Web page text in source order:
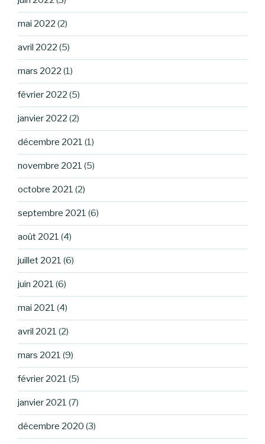
mai 2022 (2)
avril 2022 (5)
mars 2022 (1)
février 2022 (5)
janvier 2022 (2)
décembre 2021 (1)
novembre 2021 (5)
octobre 2021 (2)
septembre 2021 (6)
août 2021 (4)
juillet 2021 (6)
juin 2021 (6)
mai 2021 (4)
avril 2021 (2)
mars 2021 (9)
février 2021 (5)
janvier 2021 (7)
décembre 2020 (3)